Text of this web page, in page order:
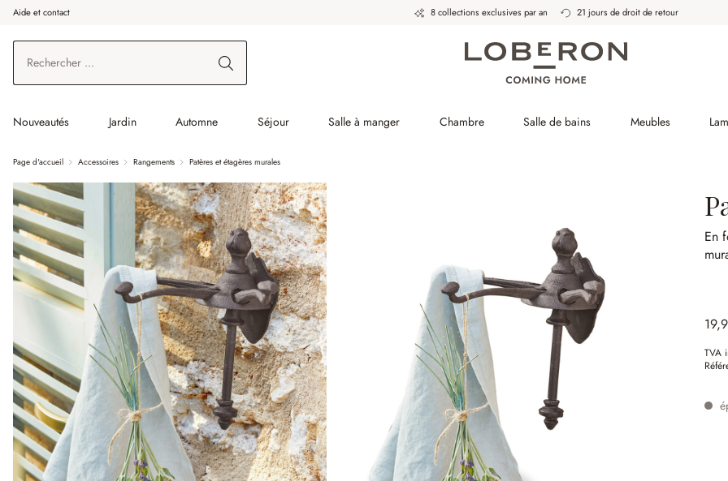
au contenu principal
Aller à la recherche
Aller à la navigation principale
Aide et contact 8 collections exclusives par an 21 jours de droit de retour
Nouveautés Jardin Automne Séjour Salle à manger Chambre Salle de bains Meubles
Page d'accueil Accessoires Rangements Patères et étagères murales
En
TVA